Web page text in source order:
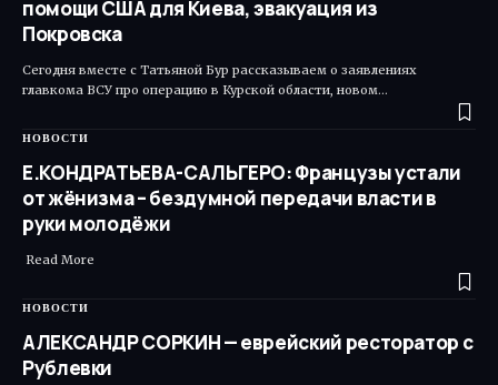
помощи США для Киева, эвакуация из
Покровска
Сегодня вместе с Татьяной Бур рассказываем о заявлениях
главкома ВСУ про операцию в Курской области, новом…
НОВОСТИ
Е.КОНДРАТЬЕВА-САЛЬГЕРО: Французы устали
от жёнизма – бездумной передачи власти в
руки молодёжи
Read More ​
НОВОСТИ
АЛЕКСАНДР СОРКИН — еврейский ресторатор с
Рублевки